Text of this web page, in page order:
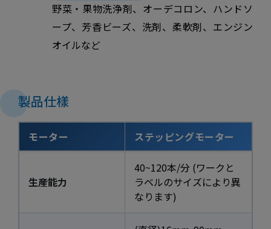
野菜・果物洗浄剤、オーデコロン、ハンドソ
ープ、芳香ビーズ、洗剤、柔軟剤、エンジン
オイルなど
製品仕樣
モーター ステッピングモーター
生産能力
40~120本/分 (ワークと
ラベルのサイズにより異
なります)